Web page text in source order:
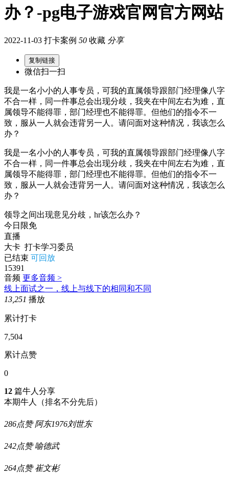
办？-pg电子游戏官网官方网站
2022-11-03 打卡案例 50 收藏 分享
复制链接
微信扫一扫
我是一名小小的人事专员，可我的直属领导跟部门经理像八字
不合一样，同一件事总会出现分歧，我夹在中间左右为难，直
属领导不能得罪，部门经理也不能得罪。但他们的指令不一
致，服从一人就会违背另一人。请问面对这种情况，我该怎么
办？
我是一名小小的人事专员，可我的直属领导跟部门经理像八字
不合一样，同一件事总会出现分歧，我夹在中间左右为难，直
属领导不能得罪，部门经理也不能得罪。但他们的指令不一
致，服从一人就会违背另一人。请问面对这种情况，我该怎么
办？
领导之间出现意见分歧，hr该怎么办？
今日限免
直播
大卡 打卡学习委员
已结束 可回放
15391
音频 更多音频 >
线上面试之一，线上与线下的相同和不同
13,251 播放
累计打卡
7,504
累计点赞
0
12 篇牛人分享
本期牛人
（排名不分先后）
286点赞 阿东1976刘世东
242点赞 喻德武
264点赞 崔文彬